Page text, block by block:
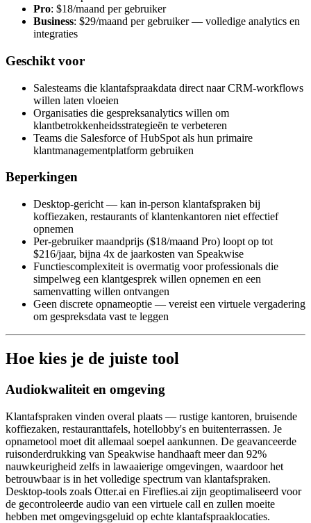
Pro: $18/maand per gebruiker
Business: $29/maand per gebruiker — volledige analytics en
integraties
Geschikt voor
Salesteams die klantafspraakdata direct naar CRM-workflows
willen laten vloeien
Organisaties die gespreksanalytics willen om
klantbetrokkenheidsstrategieën te verbeteren
Teams die Salesforce of HubSpot als hun primaire
klantmanagementplatform gebruiken
Beperkingen
Desktop-gericht — kan in-person klantafspraken bij
koffiezaken, restaurants of klantenkantoren niet effectief
opnemen
Per-gebruiker maandprijs ($18/maand Pro) loopt op tot
$216/jaar, bijna 4x de jaarkosten van Speakwise
Functiescomplexiteit is overmatig voor professionals die
simpelweg een klantgesprek willen opnemen en een
samenvatting willen ontvangen
Geen discrete opnameoptie — vereist een virtuele vergadering
om gespreksdata vast te leggen
Hoe kies je de juiste tool
Audiokwaliteit en omgeving
Klantafspraken vinden overal plaats — rustige kantoren, bruisende
koffiezaken, restauranttafels, hotellobby's en buitenterrassen. Je
opnametool moet dit allemaal soepel aankunnen. De geavanceerde
ruisonderdrukking van Speakwise handhaaft meer dan 92%
nauwkeurigheid zelfs in lawaaierige omgevingen, waardoor het
betrouwbaar is in het volledige spectrum van klantafspraken.
Desktop-tools zoals Otter.ai en Fireflies.ai zijn geoptimaliseerd voor
de gecontroleerde audio van een virtuele call en zullen moeite
hebben met omgevingsgeluid op echte klantafspraaklocaties.